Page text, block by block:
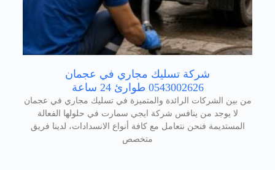
شركة تسليك مجاري في عجمان
0543002626 طوارئ 24 ساعة
من بين الشركات الرائدة والمتميزة في تسليك مجاري في عجمان
لا يوجد من ينافس شركة ايجي سمارت في حلولها الفعالة
المستديمة فنحن نتعامل مع كافة أنواع الانسدادات، لدينا فريق
متخصص